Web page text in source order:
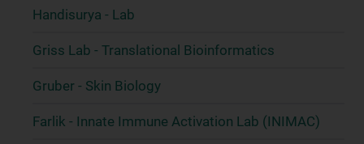
Handisurya - Lab
Griss Lab - Translational Bioinformatics
Gruber - Skin Biology
Farlik - Innate Immune Activation Lab (INIMAC)